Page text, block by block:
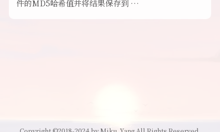
件的MD5哈希值并将结果保存到 …